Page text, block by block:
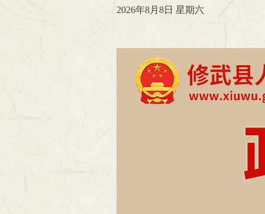
2026年8月8日 星期六